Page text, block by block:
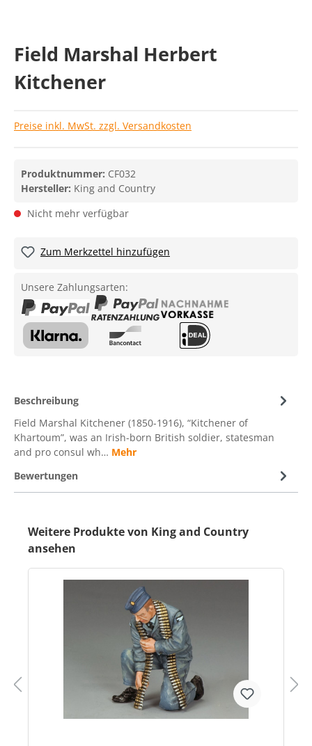
Field Marshal Herbert
Kitchener
Preise inkl. MwSt. zzgl. Versandkosten
Produktnummer: CF032
Hersteller: King and Country
Nicht mehr verfügbar
Zum Merkzettel hinzufügen
Unsere Zahlungsarten:
Beschreibung
Field Marshal Kitchener (1850-1916), “Kitchener of
Khartoum”, was an Irish-born British soldier, statesman
and pro consul wh… Mehr
Bewertungen
Weitere Produkte von King and Country
ansehen